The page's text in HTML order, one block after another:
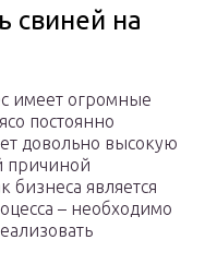
свиней на
имеет огромные
постоянно
довольно высокую
причиной
бизнеса является
– необходимо